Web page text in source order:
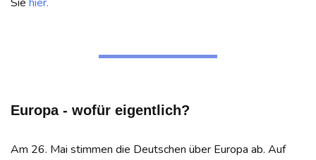
Europa - wofür eigentlich?
Am 26. Mai stimmen die Deutschen über Europa ab. Auf